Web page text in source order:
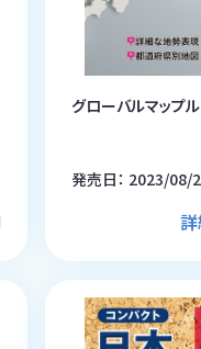
グローバルマップ
発売日： 2023/08/